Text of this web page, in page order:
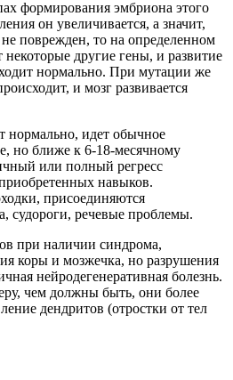
формирования эмбриона этого
он увеличивается, а значит,
не поврежден, то на определенном
некоторые другие гены, и развитие
нормально. При мутации же
и мозг развивается
идет обычное
но ближе к 6-18-месячному
или полный регресс
навыков.
присоединяются
судороги, речевые проблемы.
при наличии синдрома,
коры и мозжечка, но разрушения
нейродегенеративная болезнь.
чем должны быть, они более
дендритов (отростки от тел